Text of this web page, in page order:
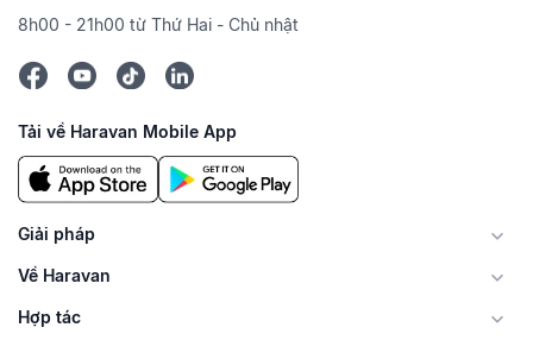
8h00 - 21h00 từ Thứ Hai - Chủ nhật
Tải về Haravan Mobile App
Giải pháp
Về Haravan
Hợp tác